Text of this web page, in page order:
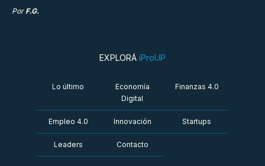
Por F.G.
EXPLORÁ iProUP
Lo último
Economía
Digital
Finanzas 4.0
Empleo 4.0 Innovación Startups
Leaders Contacto